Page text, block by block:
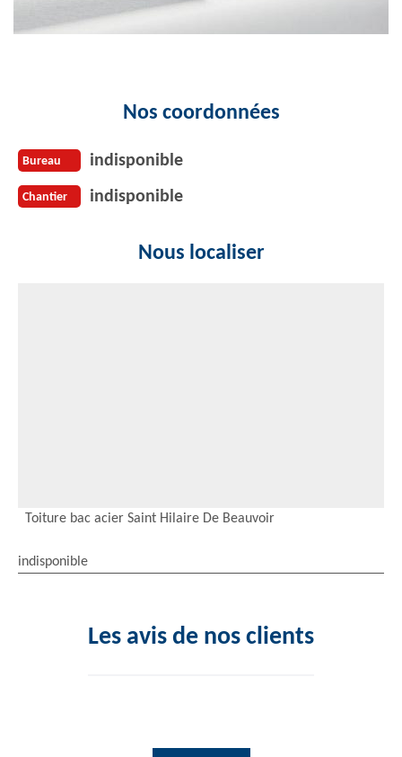
Nos coordonnées
Bureau indisponible
Chantier indisponible
Nous localiser
Toiture bac acier Saint Hilaire De Beauvoir
indisponible
Les avis de nos clients